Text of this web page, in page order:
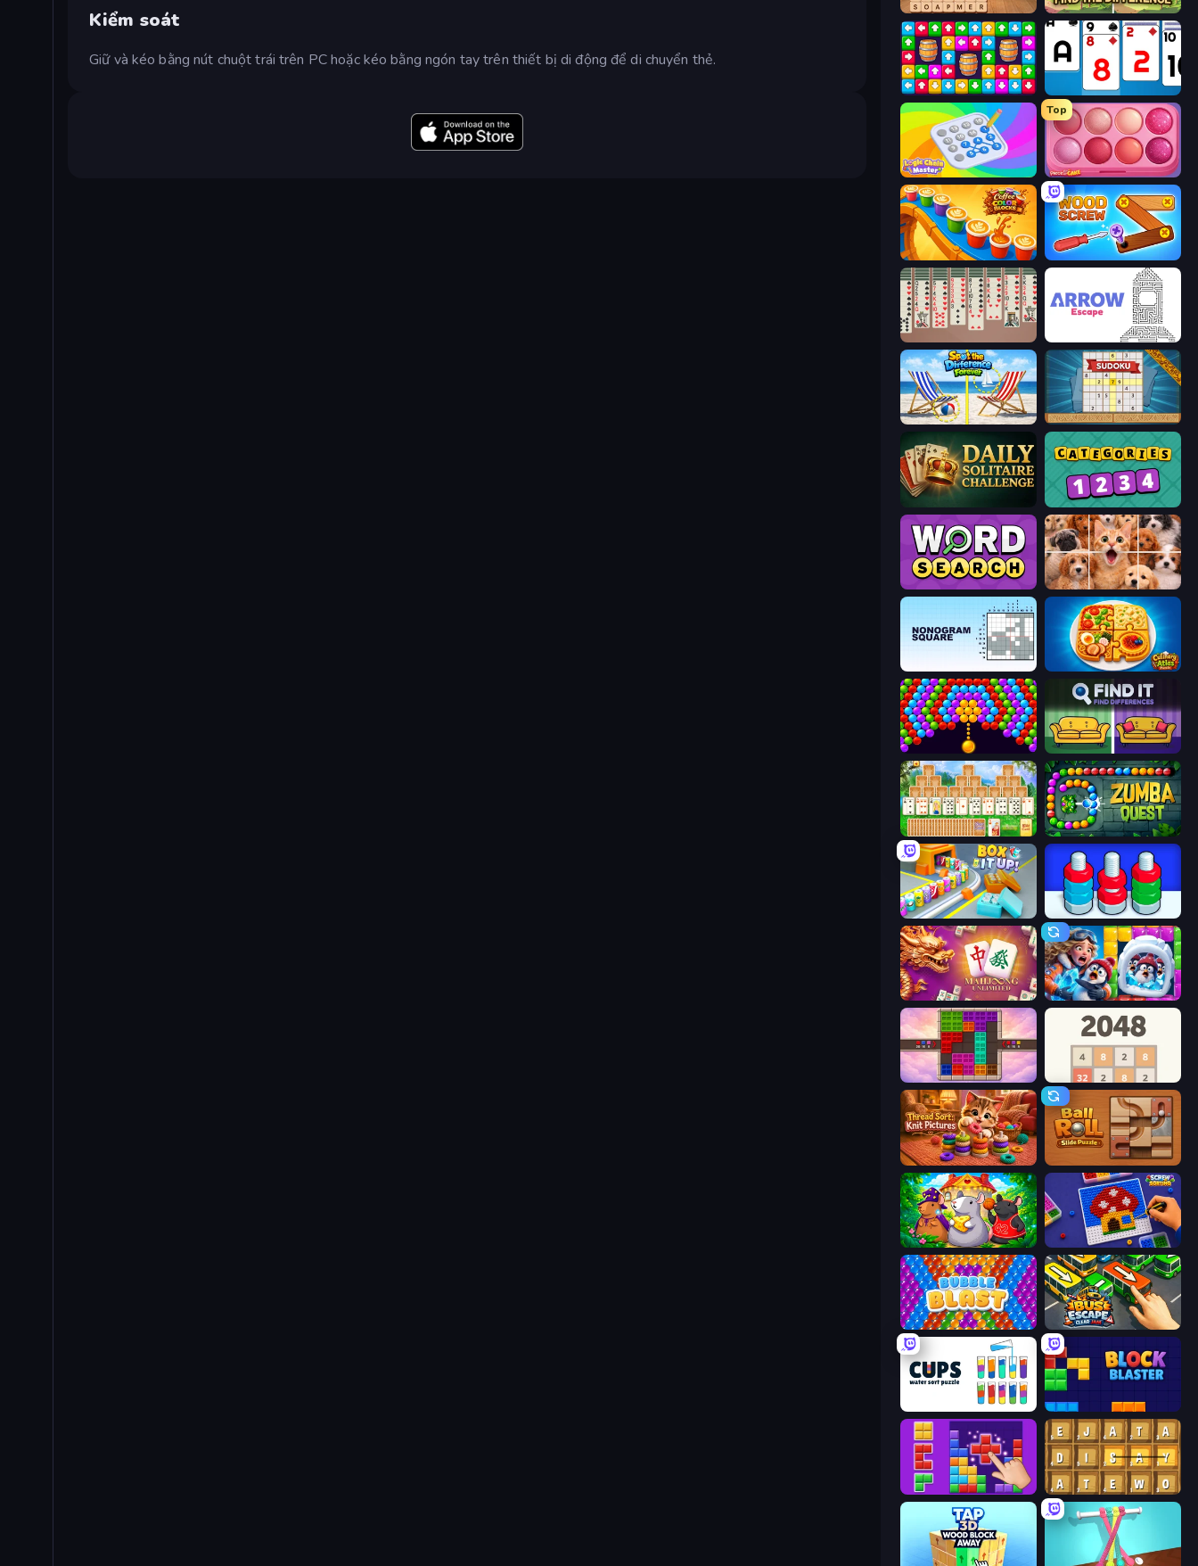
Kiểm soát
Giữ và kéo bằng nút chuột trái trên PC hoặc kéo bằng ngón tay trên thiết bị di động để di chuyển thẻ.
Word Finder Find The Difference
Tap Away Story Social Solitaire
Logic Chain Master
Top
Piece of Cake: Merge and Bake
Coffee Color Blocks Wood Screw: Bolts Puzzle
Spider Solitaire 2 Suits Arrow Escape
Spot the Difference Forever Sudoku Online
Categories
Daily Word Search Jigpic Solitaire
Culinary Atlas
Bubble Story Find It - Find The Differences
Magic Towers Solitaire Zumba Quest
Box It Up
Mahjong Unlimited Captain Blast
Color Cube Puzzle 2048
Thread Sort: Knit Pictures
Rat's House - Nonogram Screw Sorting
Bubble Blast Bus Escape: Clear Jam
Cups - Water Sort Puzzle Block Blaster
BlockBuster Puzzle Waffle Words